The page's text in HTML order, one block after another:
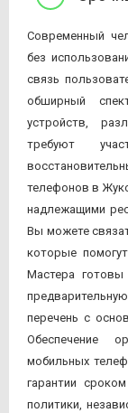
Современный
без
связь
обширный
устройств,
требуют
телефонов в
надлежащими
Вы можете
которые
Мастера
перечень с
Обеспечение
мобильных
гарантии
политики,